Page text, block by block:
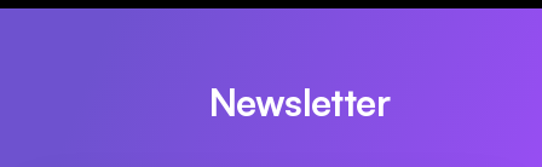
Newsletter